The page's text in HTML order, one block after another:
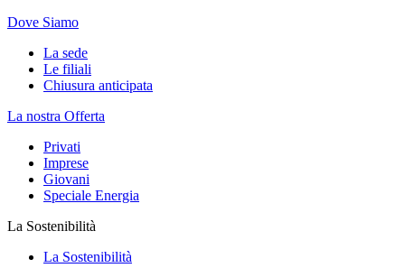
Dove Siamo
La sede
Le filiali
Chiusura anticipata
La nostra Offerta
Privati
Imprese
Giovani
Speciale Energia
La Sostenibilità
La Sostenibilità